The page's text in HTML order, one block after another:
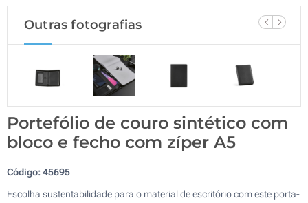
Outras fotografias
Portefólio de couro sintético com
bloco e fecho com zíper A5
Código:45695
Escolha sustentabilidade para o material de escritório com este porta-